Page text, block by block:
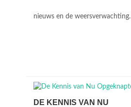
nieuws en de weersverwachting.
DE KENNIS VAN NU